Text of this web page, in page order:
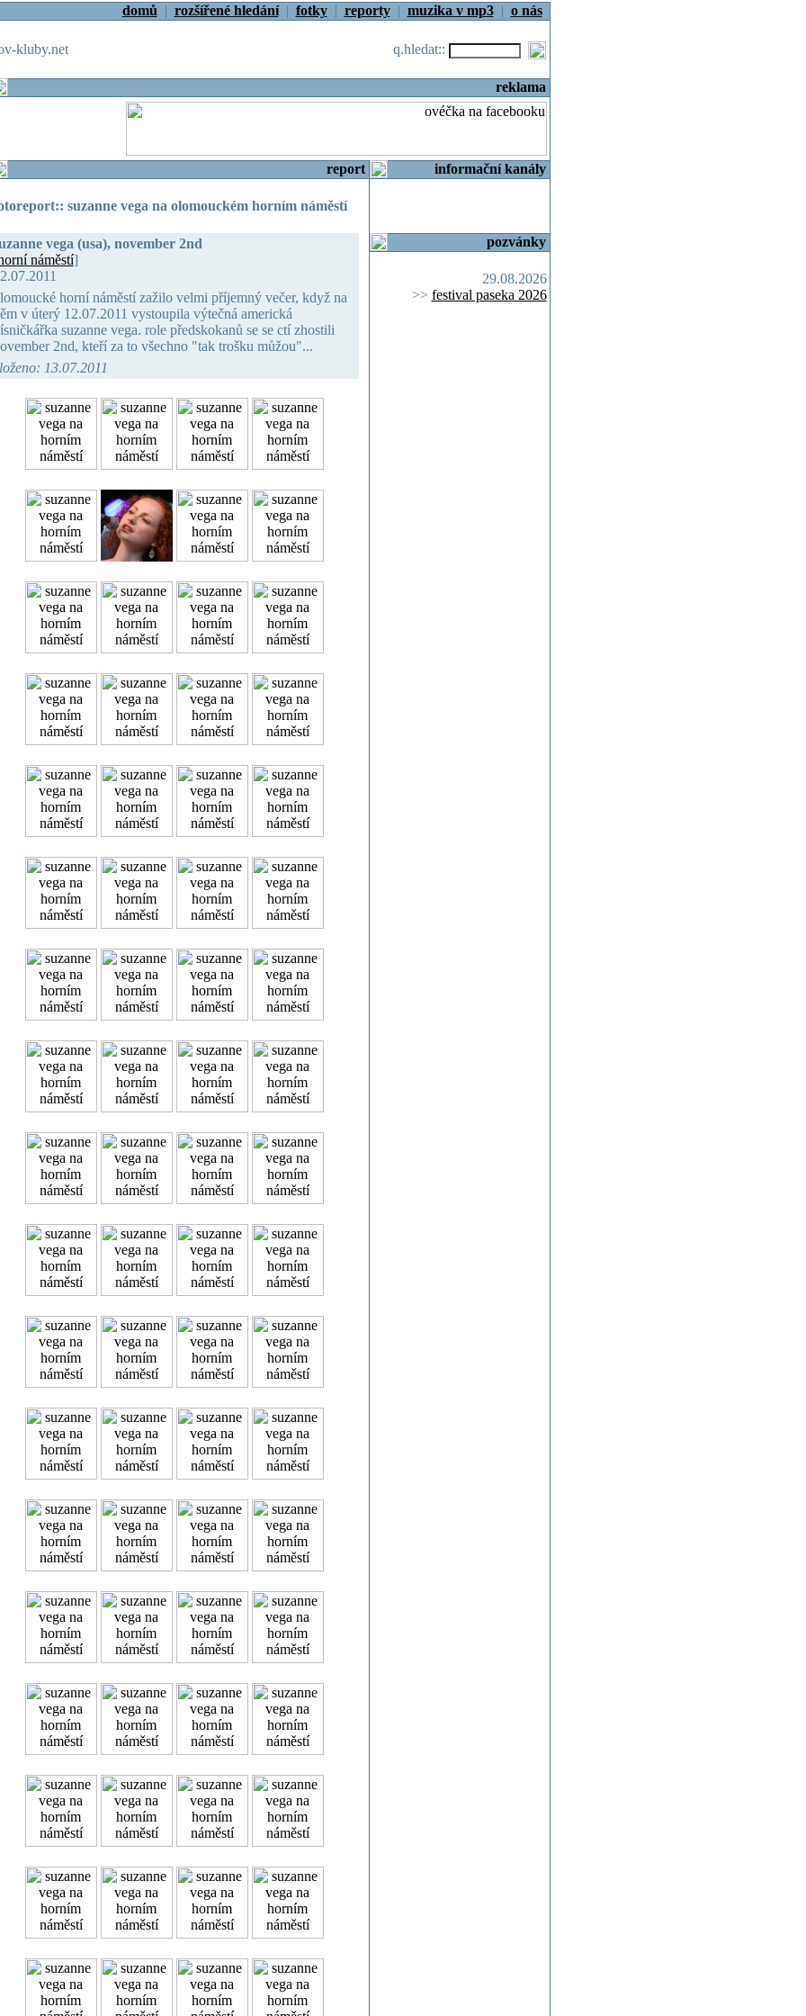
domů | rozšířené hledání| fotky| reporty| muzika v mp3| o nás
kluby.net q.hledat::
reklama
report
suzanne vega na olomouckém horním náměstí
vega (usa), november 2nd
náměstí]
horní náměstí zažilo velmi příjemný večer, když na
v úterý 12.07.2011 vystoupila výtečná americká
suzanne vega. role předskokanů se se ctí zhostili
2nd, kteří za to všechno "tak trošku můžou"...
13.07.2011
informační kanály
pozvánky
29.08.2026
>> festival paseka 2026